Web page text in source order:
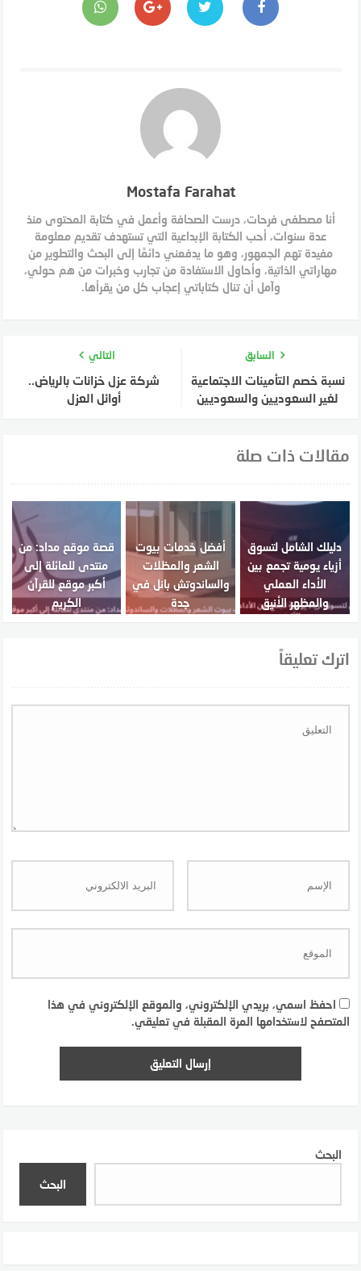
Mostafa Farahat
أنا مصطفى فرحات، درست الصحافة وأعمل في كتابة المحتوى منذ
عدة سنوات، أحب الكتابة الإبداعية التي تستهدف تقديم معلومة
مفيدة تهم الجمهور، وهو ما يدفعني دائمًا إلى البحث والتطوير من
مهاراتي الذاتية، وأحاول الاستفادة من تجارب وخبرات من هم حولي،
وآمل أن تنال كتاباتي إعجاب كل من يقرأها.
السابق
نسبة خصم التأمينات الاجتماعية
لغير السعوديين والسعوديين
التالي
شركة عزل خزانات بالرياض..
أوائل العزل
مقالات ذات صلة
دليلك الشامل لتسوق
أزياء يومية تجمع بين
الأداء العملي
والمظهر الأنيق
أفضل خدمات بيوت
الشعر والمظلات
والساندوتش بانل في
جدة
قصة موقع مداد: من
منتدى للعائلة إلى
أكبر موقع للقرآن
الكريم
اترك تعليقاً
احفظ اسمي، بريدي الإلكتروني، والموقع الإلكتروني في هذا
المتصفح لاستخدامها المرة المقبلة في تعليقي.
البحث
البحث